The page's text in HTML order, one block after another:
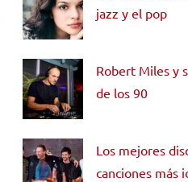
jazz y el pop
Robert Miles y
de los 90
Los mejores
canciones más